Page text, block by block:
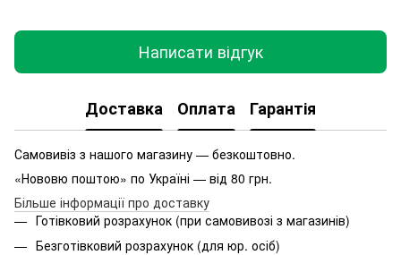
Написати відгук
Доставка Оплата Гарантія
Самовивіз з нашого магазину — безкоштовно.
«Нововю поштою» по Україні — від 80 грн.
Більше інформації про доставку
Готівковий розрахунок (при самовивозі з магазинів)
Безготівковий розрахунок (для юр. осіб)